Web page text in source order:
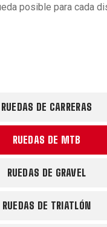
posible para cada
RUEDAS DE CARRERAS
RUEDAS DE MTB
RUEDAS DE GRAVEL
RUEDAS DE TRIATLÓN